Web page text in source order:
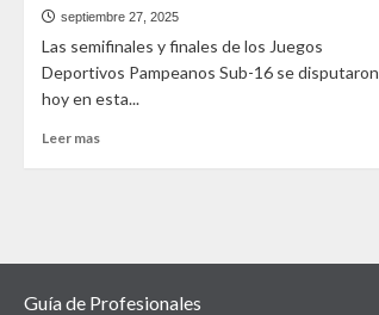
septiembre 27, 2025
Las semifinales y finales de los Juegos
Deportivos Pampeanos Sub-16 se disputaron
hoy en esta...
Leer mas
Guía de Profesionales